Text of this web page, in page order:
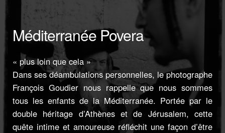
Méditerranée Povera
« plus loin que cela »
Dans ses déambulations personnelles, le photographe
François Goudier nous rappelle que nous sommes
tous les enfants de la Méditerranée. Portée par le
double héritage d’Athènes et de Jérusalem, cette
quête intime et amoureuse réfléchit une façon d’être